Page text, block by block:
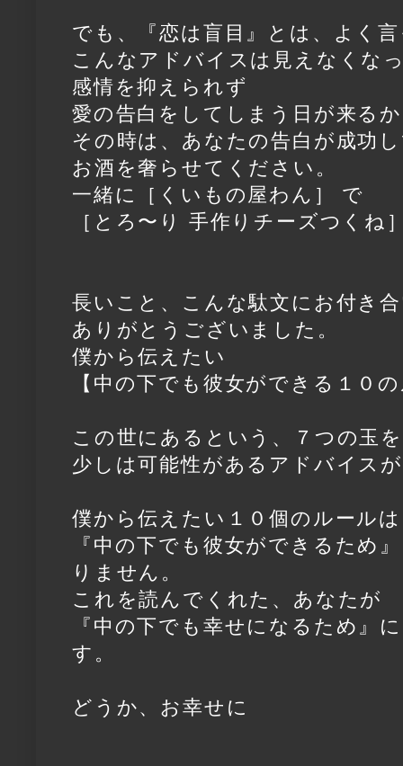
でも、『恋は盲目』とは、よく
こんなアドバイスは見えなくな
感情を抑えられず
愛の告白をしてしまう日が来る
その時は、あなたの告白が成功
お酒を奢らせてください。
一緒に［くいもの屋わん］ で
［とろ〜り 手作りチーズつくね
長いこと、こんな駄文にお付き
ありがとうございました。
僕から伝えたい
【中の下でも彼女ができる１０
この世にあるという、７つの玉
少しは可能性があるアドバイス
僕から伝えたい１０個のルールは
『中の下でも彼女ができるため
りません。
これを読んでくれた、あなたが
『中の下でも幸せになるため』
す。
どうか、お幸せに